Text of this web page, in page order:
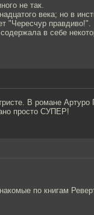
не так.
века; но в
"Чересчур правдиво!".
в себе
В романе Артуро
просто СУПЕР!
по книгам